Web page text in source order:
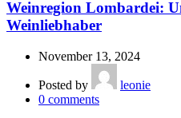
Weinregion Lombardei:
Weinliebhaber
November 13, 2024
Posted by
leonie
0 comments